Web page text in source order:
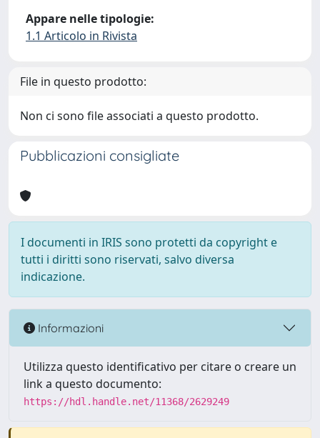
Appare nelle tipologie:
1.1 Articolo in Rivista
File in questo prodotto:
Non ci sono file associati a questo prodotto.
Pubblicazioni consigliate
I documenti in IRIS sono protetti da copyright e
tutti i diritti sono riservati, salvo diversa
indicazione.
Informazioni
Utilizza questo identificativo per citare o creare un
link a questo documento:
https://hdl.handle.net/11368/2629249